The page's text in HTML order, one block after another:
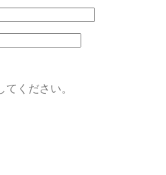
てください。